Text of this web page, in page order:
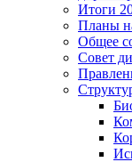
Итоги
Планы
Общее
Совет